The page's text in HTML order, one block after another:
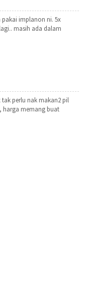
pakai implanon ni. 5x
masih ada dalam
perlu nak makan2 pil
harga memang buat